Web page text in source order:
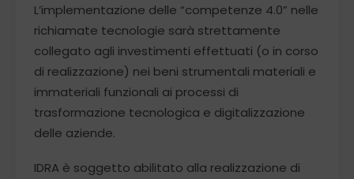
L’implementazione delle “competenze 4.0” nelle
richiamate tecnologie sarà strettamente
collegato agli investimenti effettuati (o in corso
di realizzazione) nei beni strumentali materiali e
immateriali funzionali ai processi di
trasformazione tecnologica e digitalizzazione
delle aziende.
IDRA è soggetto abilitato alla realizzazione di